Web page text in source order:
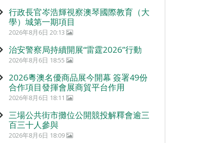
行政長官岑浩輝視察澳琴國際教育（大
學）城第一期項目
2026年8月6日 20:13
治安警察局持續開展“雷霆2026”行動
2026年8月6日 18:55
2026粵澳名優商品展今開幕 簽署49份
合作項目發揮會展商貿平台作用
2026年8月6日 18:11
三場公共街市攤位公開競投解釋會逾三
百三十人參與
2026年8月6日 18:09